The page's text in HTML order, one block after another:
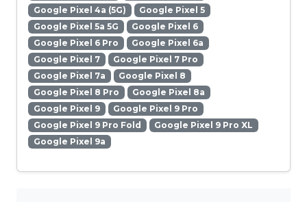
Google Pixel 4a (5G)
Google Pixel 5
Google Pixel 5a 5G
Google Pixel 6
Google Pixel 6 Pro
Google Pixel 6a
Google Pixel 7
Google Pixel 7 Pro
Google Pixel 7a
Google Pixel 8
Google Pixel 8 Pro
Google Pixel 8a
Google Pixel 9
Google Pixel 9 Pro
Google Pixel 9 Pro Fold
Google Pixel 9 Pro XL
Google Pixel 9a